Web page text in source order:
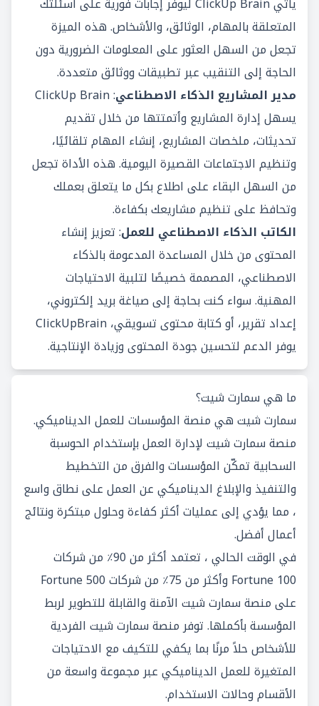
المتعلقة بالمهام، الوثائق، والأشخاص. هذه الميزة
تجعل من السهل العثور على المعلومات الضرورية دون
الحاجة إلى التنقيب عبر تطبيقات ووثائق متعددة.
مدير المشاريع الذكاء الاصطناعي : ClickUp Brain
يسهل إدارة المشاريع وأتمتتها من خلال تقديم
تحديثات، ملخصات المشاريع، إنشاء المهام تلقائيًا،
وتنظيم الاجتماعات القصيرة اليومية. هذه الأداة تجعل
من السهل البقاء على اطلاع بكل ما يتعلق بعملك
وتحافظ على تنظيم مشاريعك بكفاءة.
الكاتب الذكاء الاصطناعي للعمل: تعزيز إنشاء
المحتوى من خلال المساعدة المدعومة بالذكاء
الاصطناعي، المصممة خصيصًا لتلبية الاحتياجات
المهنية. سواء كنت بحاجة إلى صياغة بريد إلكتروني،
إعداد تقرير، أو كتابة محتوى تسويقي، ClickUpBrain
يوفر الدعم لتحسين جودة المحتوى وزيادة الإنتاجية.
ما هي سمارت شيت؟
سمارت شيت هي منصة المؤسسات للعمل الديناميكي.
منصة سمارت شيت لإدارة العمل بإستخدام الحوسبة
السحابية تمكّن المؤسسات والفرق من التخطيط
والتنفيذ والإبلاغ الديناميكي عن العمل على نطاق واسع
، مما يؤدي إلى عمليات أكثر كفاءة وحلول مبتكرة ونتائج
أعمال أفضل.
في الوقت الحالي ، تعتمد أكثر من 90٪ من شركات
Fortune 100 وأكثر من 75٪ من شركات Fortune 500
على منصة سمارت شيت الآمنة والقابلة للتطوير لربط
المؤسسة بأكملها. توفر منصة سمارت شيت الفردية
للأشخاص حلاً مرنًا بما يكفي للتكيف مع الاحتياجات
المتغيرة للعمل الديناميكي عبر مجموعة واسعة من
الأقسام وحالات الاستخدام.